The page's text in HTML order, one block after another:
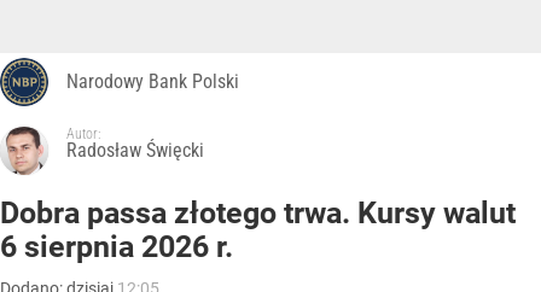
Narodowy Bank Polski
Autor:
Radosław Święcki
Dobra passa złotego trwa. Kursy walut
6 sierpnia 2026 r.
Dodano:dzisiaj 12:05